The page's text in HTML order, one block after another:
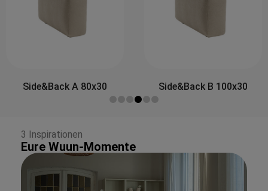
Side&Back A 80x30 Side&Back B 100x30
3 Inspirationen
Eure Wuun-Momente